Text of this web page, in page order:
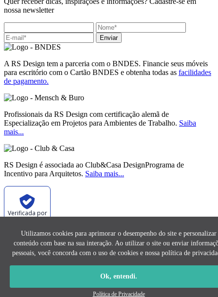
nossa newsletter
Enviar
A RS Design tem a parceria com o BNDES. Financie seus móveis
para escritório com o Cartão BNDES e obtenha todas as facilidades
de pagamento.
Profissionais da RS Design com certificação alemã de
Especialização em Projetos para Ambientes de Trabalho. Saiba
mais...
RS Design é associada ao Club&Casa DesignPrograma de
Incentivo para Arquitetos. Saiba mais...
Verificada por
As imagens e os conteúdos deste site são de exclusividade da RS
Design e não podem ser reproduzidos sem prévia autorização.
2026 | © RS Design | Todos os Direitos Reservados. |
Utilizamos cookies para aprimorar o desempenho do site e personalizar
conteúdo com base na sua interação. Ao utilizar o site ou enviar
pessoais, você concorda com o uso de cookies e nossa política de
Ok, entendi.
Política de Privacidade